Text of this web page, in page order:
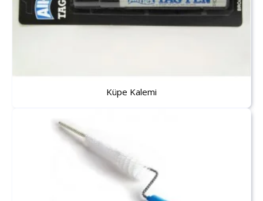
Küpe Kalemi